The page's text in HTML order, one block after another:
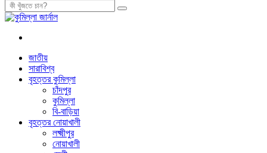
জাতীয়
সারাবিশ্ব
বৃহত্তর কুমিল্লা
চাঁদপুর
কুমিল্লা
বি-বাড়িয়া
বৃহত্তর নোয়াখালী
লক্ষ্মীপুর
নোয়াখালী